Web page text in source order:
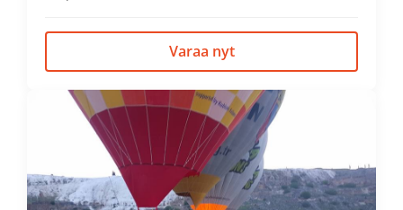
Varaa nyt